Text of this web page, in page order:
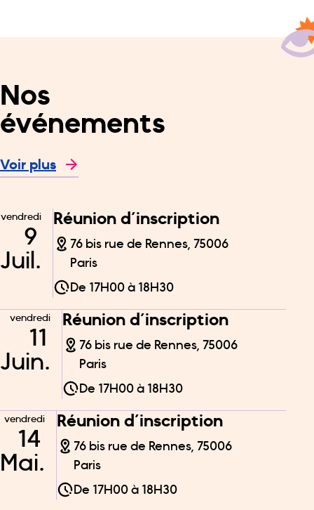
Nos
événements
Voir plus
vendredi
9
Juil.
Réunion d’inscription
76 bis rue de Rennes, 75006
Paris
De 17H00 à 18H30
vendredi
11
Juin.
Réunion d’inscription
76 bis rue de Rennes, 75006
Paris
De 17H00 à 18H30
vendredi
14
Mai.
Réunion d’inscription
76 bis rue de Rennes, 75006
Paris
De 17H00 à 18H30